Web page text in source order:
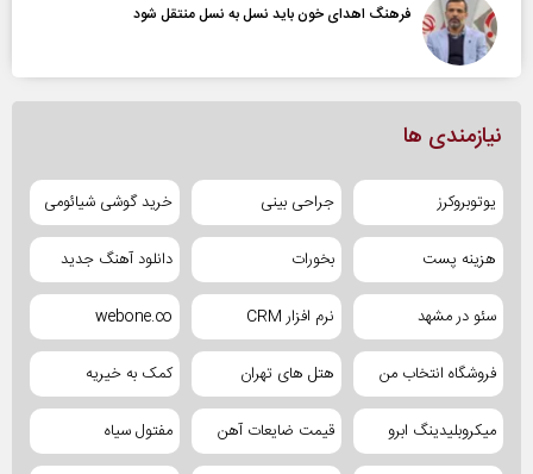
فرهنگ اهدای خون باید نسل به نسل منتقل شود
نیازمندی ها
یوتوبروکرز جراحی بینی خرید گوشی شیائومی
هزینه پست بخورات دانلود آهنگ جدید
سئو در مشهد نرم افزار CRM webone.co
فروشگاه انتخاب من هتل های تهران کمک به خیریه
میکروبلیدینگ ابرو قیمت ضایعات آهن مفتول سیاه